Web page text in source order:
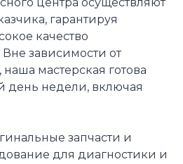
центра осуществляют
гарантируя
качество
зависимости от
мастерская готова
день недели, включая
запчасти и
для диагностики и